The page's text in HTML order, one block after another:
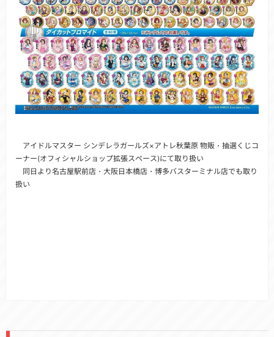
アイドルマスター シンデレラガールズ×アトレ秋葉原 物販・抽選くじコ
ーナー(オフィシャルショップ拡張スペース)にて取り扱い
同日より名古屋駅前店・大阪日本橋店・博多バスターミナル店でも取り
扱い